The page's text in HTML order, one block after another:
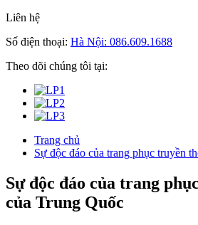
Liên hệ
Số điện thoại: Hà Nội: 086.609.1688
Theo dõi chúng tôi tại:
Trang chủ
Sự độc đáo của trang phục truyền
Sự độc đáo của trang
của Trung Quốc